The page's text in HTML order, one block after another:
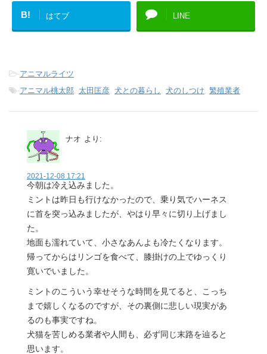
B! はてブ LINE
-アニマルライツ
-アニマル桃太郎, 太田匡彦, 犬との暮らし , 犬のしつけ, 繁殖業者
ナオ より:
2021-12-08 17:21
今朝は冷え込みました。
ミントは昨日も行けなかったので、乗り気でハーネス
に首を突っ込みましたが、やはり早々に切り上げまし
た。
地面も濡れていて、小さなあんよも冷たくなります。
帰ってからはリンゴを食べて、膝掛けの上でゆっくり
寛いでいました。
ミントのこういう幸せそうな時間を見てると、こっち
まで嬉しくなるのですが、その裏側に悲しい現実があ
るのも事実ですね。
犬猫を苦しめる業者や人間も、必ず同じ末路を辿ると
思います。